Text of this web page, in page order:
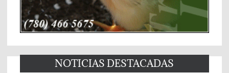
NOTICIAS DESTACADAS